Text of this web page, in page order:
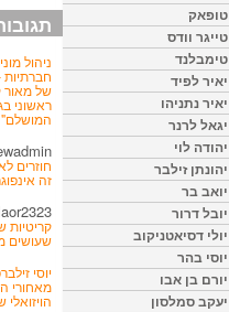
ניהול
חברתיות
של מאור
ראשוני
המושלם"
חוזרים
זה
שעושים
יוסי
מאחורי
טופאק
טייגר וודס
טימבלנד
יאיר לפיד
יאיר נתניהו
יגאל לרנר
יהודה לוי
יהונתן זילבר
יואב בר
יובל דרור
יולי דסיאטניקוב
יוסי בהר
יורם בן אבו
יעקב סמלסון